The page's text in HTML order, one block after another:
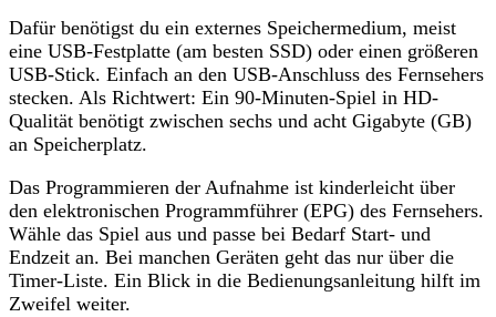
Dafür benötigst du ein externes Speichermedium, meist
eine USB-Festplatte (am besten SSD) oder einen größeren
USB-Stick. Einfach an den USB-Anschluss des Fernsehers
stecken. Als Richtwert: Ein 90-Minuten-Spiel in HD-
Qualität benötigt zwischen sechs und acht Gigabyte (GB)
an Speicherplatz.
Das Programmieren der Aufnahme ist kinderleicht über
den elektronischen Programmführer (EPG) des Fernsehers.
Wähle das Spiel aus und passe bei Bedarf Start- und
Endzeit an. Bei manchen Geräten geht das nur über die
Timer-Liste. Ein Blick in die Bedienungsanleitung hilft im
Zweifel weiter.